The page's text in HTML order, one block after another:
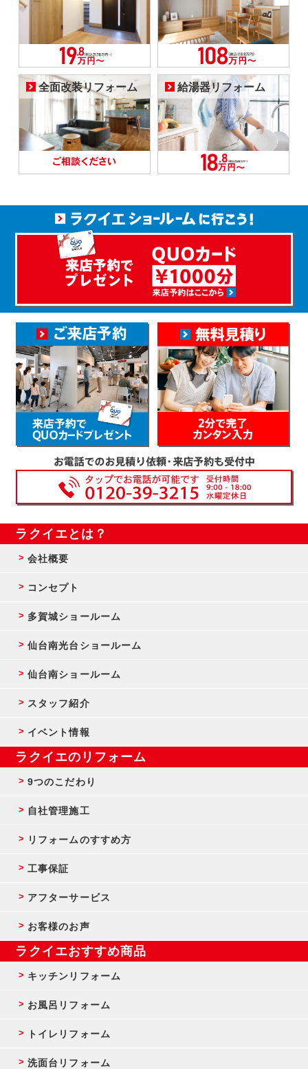
全面改装リフォーム 給湯器リフォーム
ラクイエとは？
会社概要
コンセプト
多賀城ショールーム
仙台南光台ショールーム
仙台南ショールーム
スタッフ紹介
イベント情報
ラクイエのリフォーム
9つのこだわり
自社管理施工
リフォームのすすめ方
工事保証
アフターサービス
お客様のお声
ラクイエおすすめ商品
キッチンリフォーム
お風呂リフォーム
トイレリフォーム
洗面台リフォーム